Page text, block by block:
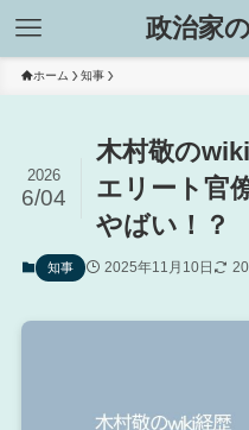
政治家
ホーム 知事
木村敬の
エリート官
やばい！？
2026
6/04
知事 2025年11月10日